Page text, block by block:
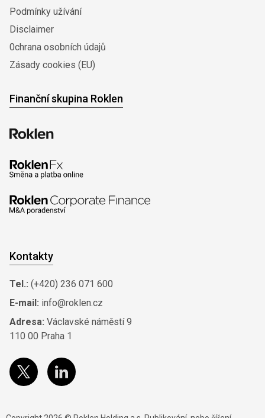
Podmínky užívání
Disclaimer
0chrana osobních údajů
Zásady cookies (EU)
Finanční skupina Roklen
Kontakty
Tel.: (+420) 236 071 600
E-mail: info@roklen.cz
Adresa: Václavské náměstí 9
110 00 Praha 1